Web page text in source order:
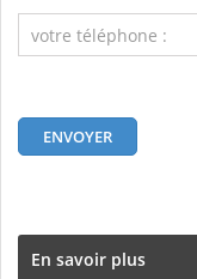
En savoir plus